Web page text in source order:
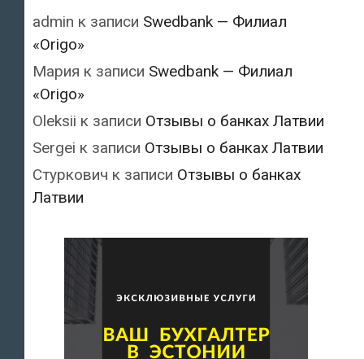
admin к записи Swedbank — Филиал
«Origo»
Мария к записи Swedbank — Филиал
«Origo»
Oleksii к записи Отзывы о банках Латвии
Sergei к записи Отзывы о банках Латвии
Стуркович к записи Отзывы о банках
Латвии